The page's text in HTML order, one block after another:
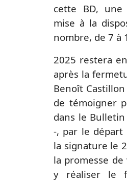
cette BD, une
mise à la
nombre, de 7 à
2025 restera
après la
Benoît
de témoigner
dans le
-, par le départ
la signature le
la promesse
y réaliser le